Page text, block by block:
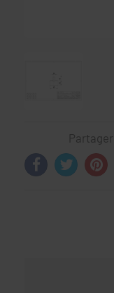
Partager :